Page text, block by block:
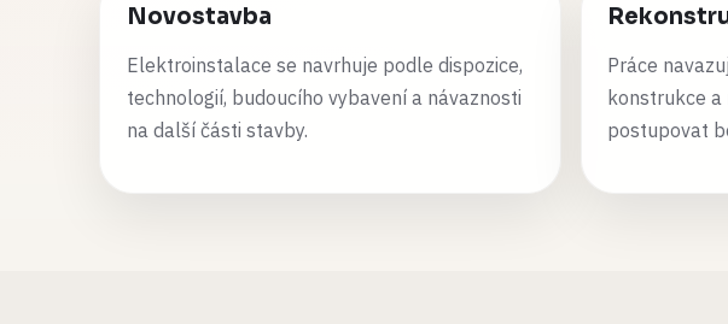
Novostavba
Elektroinstalace se navrhuje podle dispozice,
technologií, budoucího vybavení a návaznosti
na další části stavby.
Práce
konstrukce
postupovat